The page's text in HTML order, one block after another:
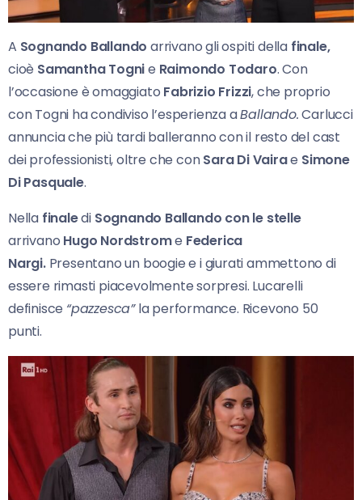
A Sognando Ballando arrivano gli ospiti della finale,
cioè Samantha Tognie Raimondo Todaro. Con
l’occasione è omaggiato Fabrizio Frizzi, che proprio
con Togni ha condiviso l’esperienza aBallando.Carlucci
annuncia che più tardi balleranno con il resto del cast
dei professionisti, oltre che conSara Di Vairae Simone
Di Pasquale.
Nella finaledi Sognando Ballando con le stelle
arrivano Hugo Nordstrome Federica
Nargi. Presentano un boogie e i giurati ammettono di
essere rimasti piacevolmente sorpresi. Lucarelli
definisce “pazzesca”la performance. Ricevono 50
punti.